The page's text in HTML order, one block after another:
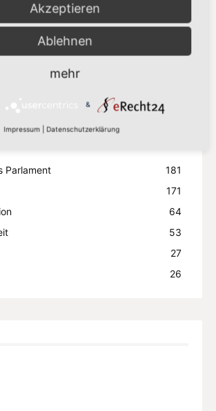
Zölle“
8. Juli 2026
Mehr laden
Parlament
181
171
64
53
27
26
Akzeptieren
Ablehnen
mehr
&
Impressum Datenschutzerklärung